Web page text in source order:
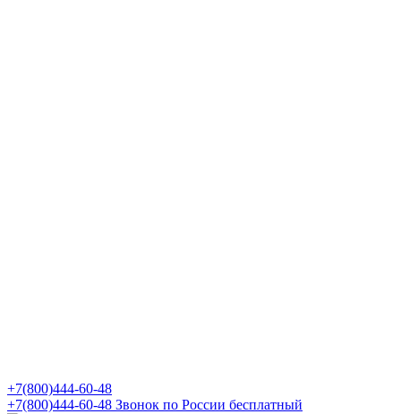
+7(800)444-60-48
+7(800)444-60-48 Звонок по России бесплатный